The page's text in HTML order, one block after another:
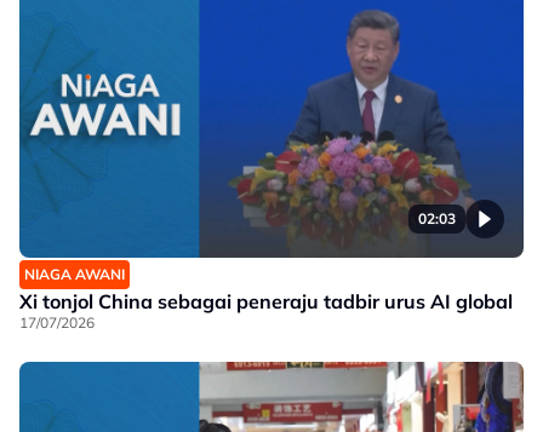
02:03
NIAGA AWANI
Xi tonjol China sebagai peneraju tadbir urus AI global
17/07/2026